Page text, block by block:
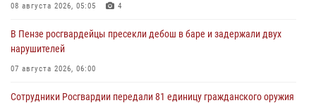
08 августа 2026, 05:05 4
В Пензе росгвардейцы пресекли дебош в баре и задержали двух
нарушителей
07 августа 2026, 06:00
Сотрудники Росгвардии передали 81 единицу гражданского оружия